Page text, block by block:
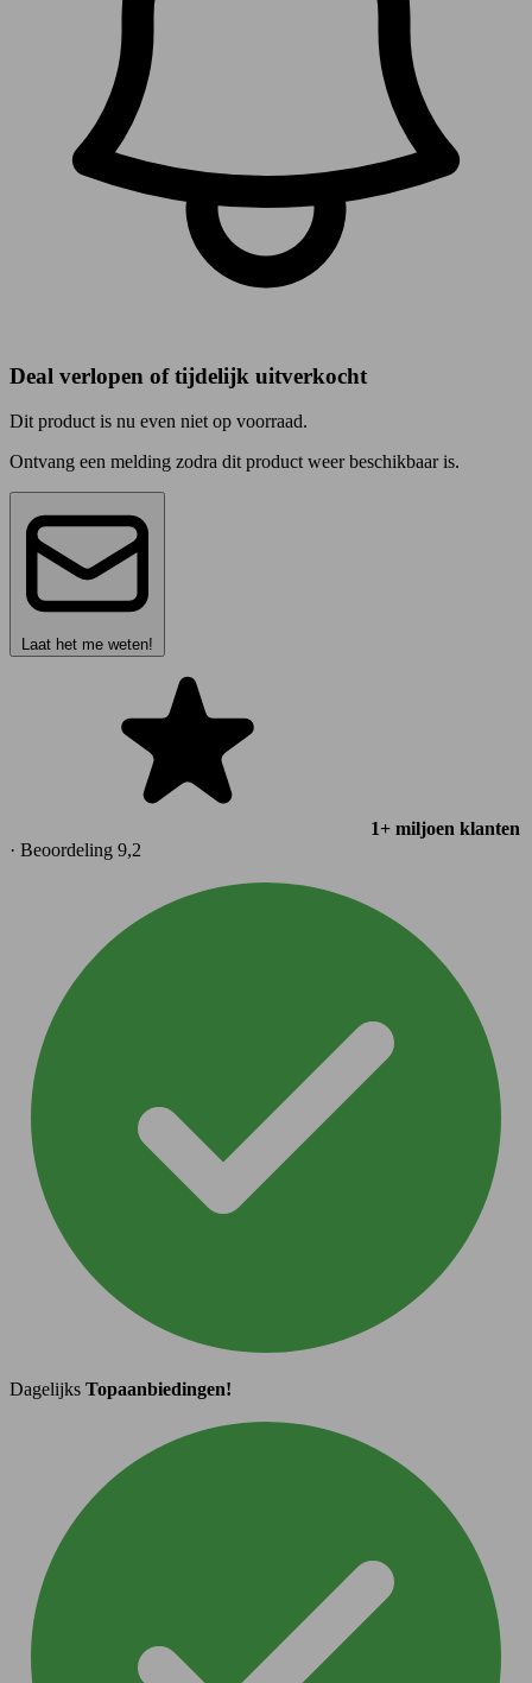
Deal verlopen of tijdelijk uitverkocht
Dit product is nu even niet op voorraad.
Ontvang een melding zodra dit product weer beschikbaar is.
Laat het me weten!
1+ miljoen klanten
· Beoordeling 9,2
Dagelijks Topaanbiedingen!